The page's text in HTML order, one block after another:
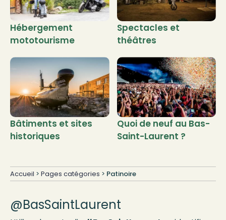
Hébergement
mototourisme
Spectacles et
théâtres
Bâtiments et sites
historiques
Quoi de neuf au Bas-
Saint-Laurent ?
Accueil > Pages catégories > Patinoire
@BasSaintLaurent